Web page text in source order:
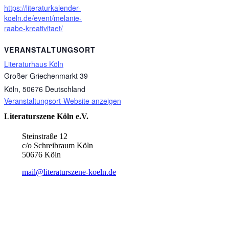
https://literaturkalender-
koeln.de/event/melanie-
raabe-kreativitaet/
VERANSTALTUNGSORT
Literaturhaus Köln
Großer Griechenmarkt 39
Köln, 50676 Deutschland
Veranstaltungsort-Website anzeigen
Literaturszene Köln e.V.
Steinstraße 12
c/o Schreibraum Köln
50676 Köln
mail@literaturszene-koeln.de